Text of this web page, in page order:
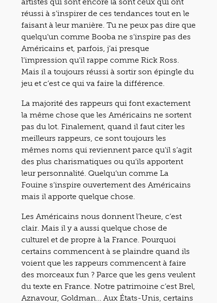
réussi à s’inspirer de ces tendances tout en le
faisant à leur manière. Tu ne peux pas dire que
quelqu’un comme Booba ne s’inspire pas des
Américains et, parfois, j’ai presque
l’impression qu’il rappe comme Rick Ross.
Mais il a toujours réussi à sortir son épingle du
jeu et c’est ce qui va faire la différence.
La majorité des rappeurs qui font exactement
la même chose que les Américains ne sortent
pas du lot. Finalement, quand il faut citer les
meilleurs rappeurs, ce sont toujours les
mêmes noms qui reviennent parce qu’il s’agit
des plus charismatiques ou qu’ils apportent
leur personnalité. Quelqu’un comme La
Fouine s’inspire ouvertement des Américains
mais il apporte quelque chose.
Les Américains nous donnent l’heure, c’est
clair. Mais il y a aussi quelque chose de
culturel et de propre à la France. Pourquoi
certains commencent à se plaindre quand ils
voient que les rappeurs commencent à faire
des morceaux fun ? Parce que les gens veulent
du texte en France. Notre patrimoine c’est Brel,
Aznavour, Goldman… Aux États-Unis, certains